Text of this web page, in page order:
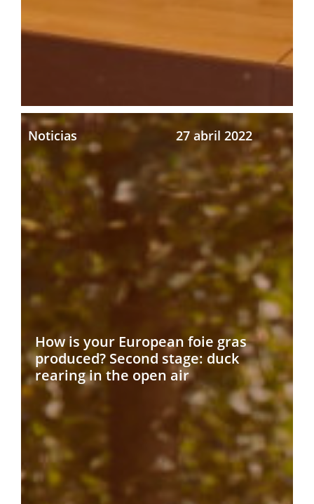
Noticias 27 abril 2022
How is your European foie gras
produced? Second stage: duck
rearing in the open air